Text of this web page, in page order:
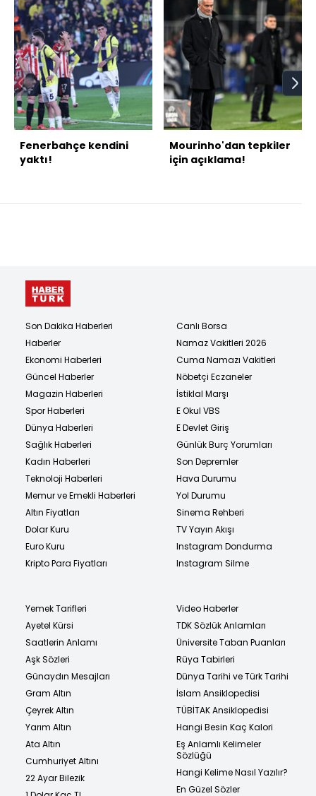
Fenerbahçe kendini
yaktı!
Mourinho'dan tepkiler
için açıklama!
Son Dakika Haberleri
Haberler
Ekonomi Haberleri
Güncel Haberler
Magazin Haberleri
Spor Haberleri
Dünya Haberleri
Sağlık Haberleri
Kadın Haberleri
Teknoloji Haberleri
Memur ve Emekli Haberleri
Altın Fiyatları
Dolar Kuru
Euro Kuru
Kripto Para Fiyatları
Canlı Borsa
Namaz Vakitleri 2026
Cuma Namazı Vakitleri
Nöbetçi Eczaneler
İstiklal Marşı
E Okul VBS
E Devlet Giriş
Günlük Burç Yorumları
Son Depremler
Hava Durumu
Yol Durumu
Sinema Rehberi
TV Yayın Akışı
Instagram Dondurma
Instagram Silme
Yemek Tarifleri
Ayetel Kürsi
Saatlerin Anlamı
Aşk Sözleri
Günaydın Mesajları
Gram Altın
Çeyrek Altın
Yarım Altın
Ata Altın
Cumhuriyet Altını
22 Ayar Bilezik
Video Haberler
TDK Sözlük Anlamları
Üniversite Taban Puanları
Rüya Tabirleri
Dünya Tarihi ve Türk Tarihi
İslam Ansiklopedisi
TÜBİTAK Ansiklopedisi
Hangi Besin Kaç Kalori
Eş Anlamlı Kelimeler
Sözlüğü
Hangi Kelime Nasıl Yazılır?
En Güzel Sözler